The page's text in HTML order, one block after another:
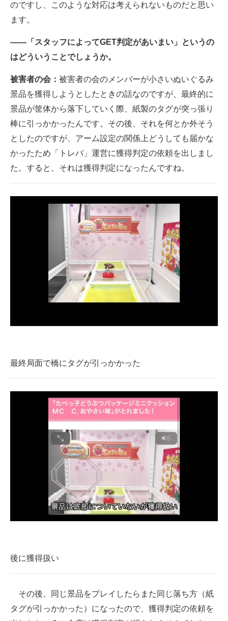
のですし、このような対応は考えられないものだと思い
ます。
――「スタッフによってGET判定があいまい」というの
はどういうことでしょうか。
被害者の会： 被害者の会のメンバーが小さいぬいぐるみ
景品を獲得しようとしたときの話なのですが、最終的に
景品が筐体から落下していく際、紙製のタグが突っ張り
棒に引っかかったんです。その後、それを何とか外そう
としたのですが、アーム設定の関係上どうしても届かな
かったため「トレバ」運営に獲得判定の依頼を出しまし
た。すると、それは獲得判定になったんですね。
最終局面で橋にタグが引っかかった
後に獲得扱い
その後、同じ景品をプレイしたらまた同じ落ち方（紙
タグが引っかかった）になったので、獲得判定の依頼を